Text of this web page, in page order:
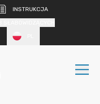
INSTRUKCJA